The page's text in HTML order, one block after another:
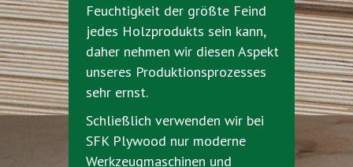
Feuchtigkeit der größte Feind
jedes Holzprodukts sein kann,
daher nehmen wir diesen Aspekt
unseres Produktionsprozesses
sehr ernst.
Schließlich verwenden wir bei
SFK Plywood nur moderne
Werkzeugmaschinen und